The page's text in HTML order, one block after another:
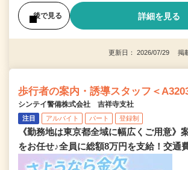
後で見る 詳細を見る
更新日： 2026/07/29 掲
歩行者の案内・誘導スタッフ＜
シンテイ警備株式会社 吉祥寺支社
注目 アルバイト パート 登録制
《勤務地は東京都全域に幅広くご用意》
をお任せ♪全員に総額8万円を支給！交通